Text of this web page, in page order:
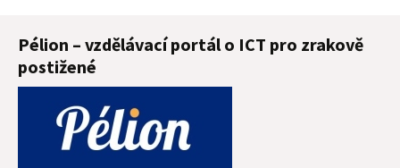
Pélion – vzdělávací portál o ICT pro zrakově
postižené